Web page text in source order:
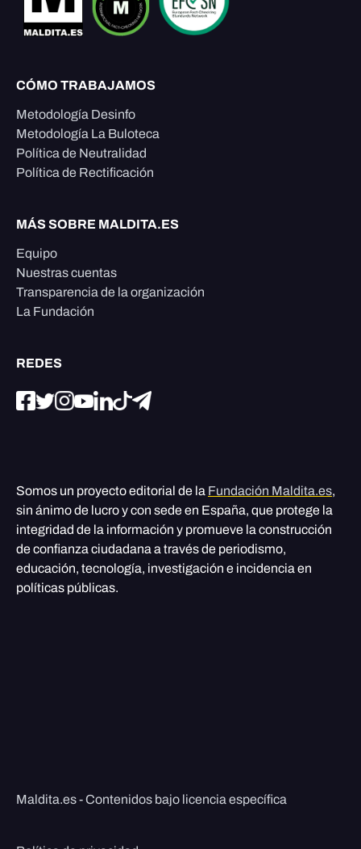
CÓMO TRABAJAMOS
Metodología Desinfo
Metodología La Buloteca
Política de Neutralidad
Política de Rectificación
MÁS SOBRE MALDITA.ES
Equipo
Nuestras cuentas
Transparencia de la organización
La Fundación
REDES
Somos un proyecto editorial de la Fundación Maldita.es,
sin ánimo de lucro y con sede en España, que protege la
integridad de la información y promueve la construcción
de confianza ciudadana a través de periodismo,
educación, tecnología, investigación e incidencia en
políticas públicas.
Maldita.es - Contenidos bajo licencia específica